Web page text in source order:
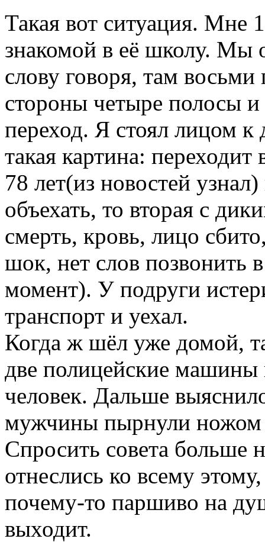
Такая вот ситуация. Мне
знакомой в её школу. Мы
слову говоря, там
стороны четыре полосы
переход. Я стоял лицом к
такая картина:
78 лет(из новостей
объехать, то вторая с
смерть, кровь, лицо
шок, нет слов позвонить
момент). У подруги
транспорт и уехал.
Когда ж шёл уже домой,
две полицейские
человек. Дальше
мужчины пырнули ножом
Спросить совета больше
отнеслись ко всему
почему-то паршиво на
выходит.